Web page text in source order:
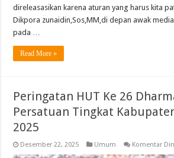
direleasasikan karena aturan yang harus kita
Dikpora zunaidin,Sos,MM,di depan awak
pada …
Read More »
Peringatan HUT Ke 26
Persatuan Tingkat
2025
Desember 22, 2025 Umum Komentar